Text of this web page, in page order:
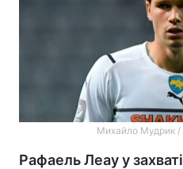
Михайло Мудрик
Рафаель Леау у